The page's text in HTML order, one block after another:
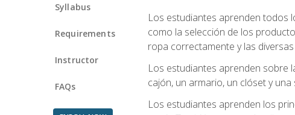
Syllabus
Requirements
Instructor
FAQs
Los estudiantes aprenden todos
como la selección de los
ropa correctamente y las
Los estudiantes aprenden sobre
cajón, un armario, un clóset y
Los estudiantes aprenden los